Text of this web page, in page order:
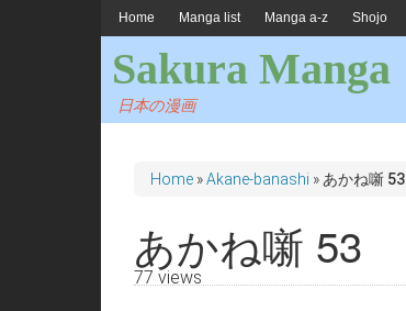
Home Manga list Manga a-z Shojo
Sakura Manga
日本の漫画
Home »Akane-banashi »あかね噺 53
あかね噺 53
77 views